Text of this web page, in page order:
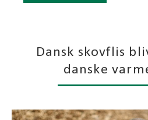
Det giver et hierarki, der
Møbler
Emballage
Papir
anvendes til andet. Så vil vi
mere skovrejsning – ja, så
produktionen af flis.
Som regel vil der ved afdrift
Dansk skovflis
danske